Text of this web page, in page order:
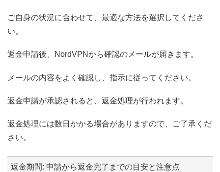
ご自身の状況に合わせて、最適な方法を選択してくださ
い。
返金申請後、NordVPNから確認のメールが届きます。
メールの内容をよく確認し、指示に従ってください。
返金申請が承認されると、返金処理が行われます。
返金処理には数日かかる場合がありますので、ご了承くだ
さい。
返金期間: 申請から返金完了までの目安と注意点